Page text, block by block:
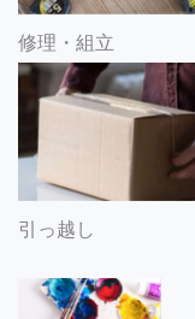
修理・組立
引っ越し